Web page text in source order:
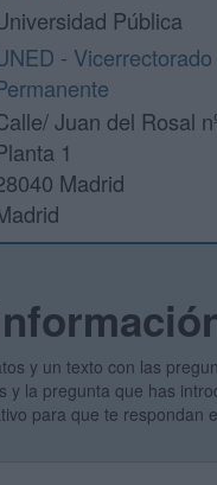
Pública
-
Juan del Rosal
1
Madrid
y un texto con las
y la pregunta que has
para que te respondan